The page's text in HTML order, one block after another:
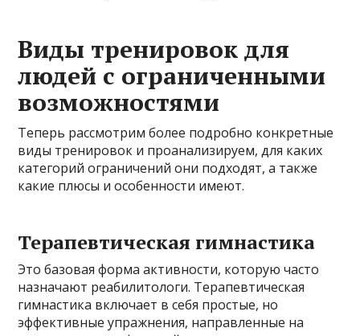
Виды тренировок для
людей с ограниченными
возможностями
Теперь рассмотрим более подробно конкретные
виды тренировок и проанализируем, для каких
категорий ограничений они подходят, а также
какие плюсы и особенности имеют.
Терапевтическая гимнастика
Это базовая форма активности, которую часто
назначают реабилитологи. Терапевтическая
гимнастика включает в себя простые, но
эффективные упражнения, направленные на